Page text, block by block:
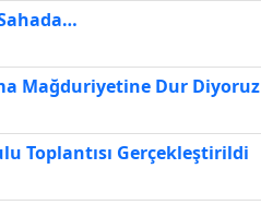
Mağduriyetine Dur Diyoruz
Toplantısı Gerçekleştirildi